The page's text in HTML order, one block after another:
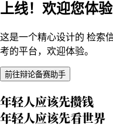
上线！欢迎您体验
这是一个精心设计的 检
考的平台，欢迎体验。
前往辩论备赛助手
年轻人应该先攒钱
年轻人应该先看世界